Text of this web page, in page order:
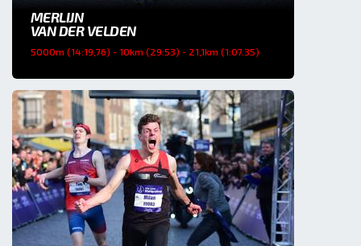
MERLIJN
VAN DER VELDEN
5000m (14:19,76) - 10km (29:53) - 21,1km (1:07.35)